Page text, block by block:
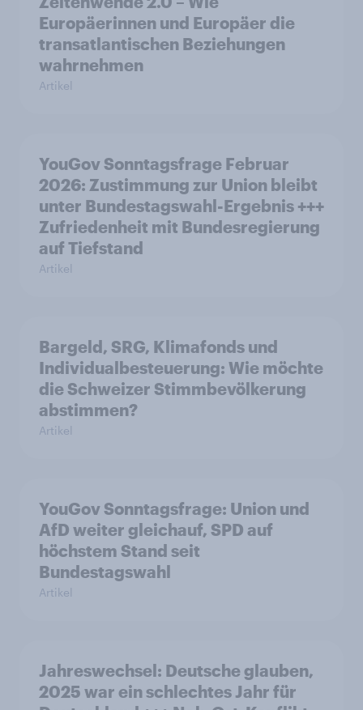
Europäerinnen und Europäer die
transatlantischen Beziehungen
wahrnehmen
Artikel
YouGov Sonntagsfrage Februar
2026: Zustimmung zur Union bleibt
unter Bundestagswahl-Ergebnis +++
Zufriedenheit mit Bundesregierung
auf Tiefstand
Artikel
Bargeld, SRG, Klimafonds und
Individualbesteuerung: Wie möchte
die Schweizer Stimmbevölkerung
abstimmen?
Artikel
YouGov Sonntagsfrage: Union und
AfD weiter gleichauf, SPD auf
höchstem Stand seit
Bundestagswahl
Artikel
Jahreswechsel: Deutsche glauben,
2025 war ein schlechtes Jahr für